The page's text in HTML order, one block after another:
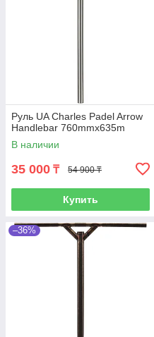
Руль UA Charles Padel Arrow
Handlebar 760mmx635m
В наличии
35 000 ₸ 54 900 ₸
Купить
–36%